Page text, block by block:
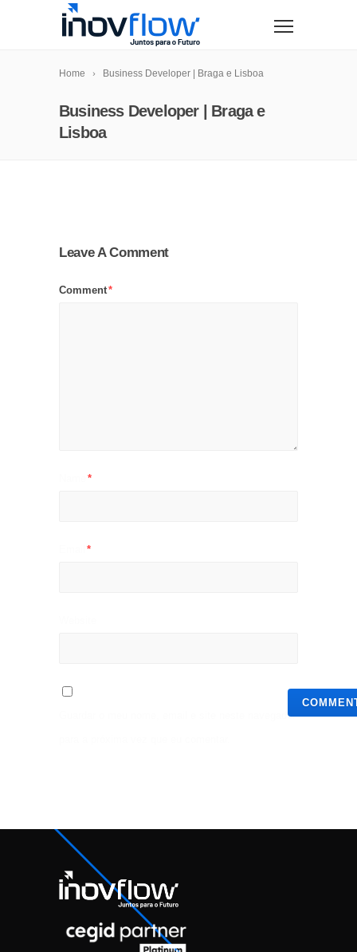
Home Business Developer | Braga e Lisboa
Business Developer | Braga e
Lisboa
Leave A Comment
Comment*
*
*
Guardar o meu nome, email e site neste navegador